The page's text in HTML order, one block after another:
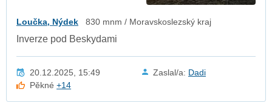
Loučka, Nýdek 830 mnm / Moravskoslezský kraj
Inverze pod Beskydami
20.12.2025, 15:49 Zaslal/a: Dadi
Pěkné+14